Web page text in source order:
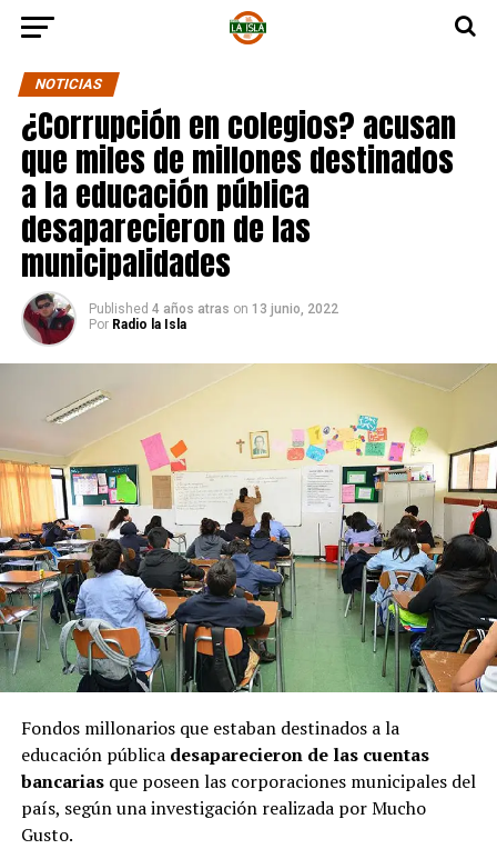
NOTICIAS
¿Corrupción en colegios? acusan
que miles de millones destinados
a la educación pública
desaparecieron de las
municipalidades
Published 4 años atras on 13 junio, 2022
Por Radio la Isla
Fondos millonarios que estaban destinados a la
educación pública desaparecieron de las cuentas
bancariasque poseen las corporaciones municipales del
país, según una investigación realizada por Mucho
Gusto.